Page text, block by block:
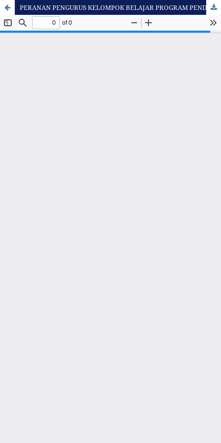
PERANAN PENGURUS KELOMPOK BELAJAR PROGRAM PENDIDIKAN DASAR DALAM PENYELENGGARAAN LAYANAN SISTEM BELAJAR JARAK JAUH DI UPBJJ-UT SERANG